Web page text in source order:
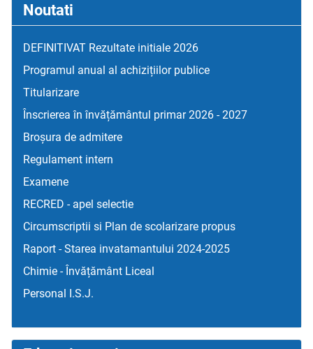
Noutati
DEFINITIVAT Rezultate initiale 2026
Programul anual al achizițiilor publice
Titularizare
Înscrierea în învățământul primar 2026 - 2027
Broșura de admitere
Regulament intern
Examene
RECRED - apel selectie
Circumscriptii si Plan de scolarizare propus
Raport - Starea invatamantului 2024-2025
Chimie - Învățământ Liceal
Personal I.S.J.